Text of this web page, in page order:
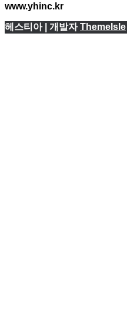
www.yhinc.kr
헤스티아 | 개발자ThemeIsle